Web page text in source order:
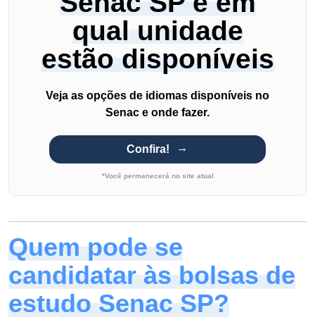
qual unidade
estão disponíveis
Veja as opções de idiomas disponíveis no
Senac e onde fazer.
Confira!
*Você permanecerá no site atual
Quem pode se
candidatar às bolsas de
estudo Senac SP?